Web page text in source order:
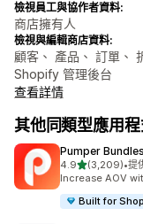
檢視員工與協作者資料:
商店擁有人
檢視與編輯商店資料:
顧客、 產品、 訂單、
Shopify 管理後台
查看詳情
其他同類型應用
Pumper
4.9滿分 5 顆星
(3,209)
共有 3209 則評價
•提
Increase AOV
Built for